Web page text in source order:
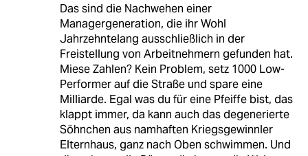
Das sind die Nachwehen einer
Managergeneration, die ihr Wohl
Jahrzehntelang ausschließlich in der
Freistellung von Arbeitnehmern gefunden hat.
Miese Zahlen? Kein Problem, setz 1000 Low-
Performer auf die Straße und spare eine
Milliarde. Egal was du für eine Pfeiffe bist, das
klappt immer, da kann auch das degenerierte
Söhnchen aus namhaften Kriegsgewinnler
Elternhaus, ganz nach Oben schwimmen. Und